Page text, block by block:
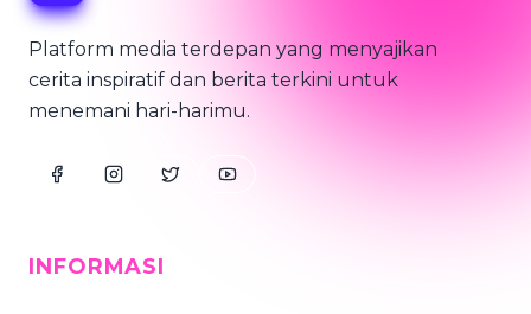
Platform media terdepan yang menyajikan
cerita inspiratif dan berita terkini untuk
menemani hari-harimu.
INFORMASI